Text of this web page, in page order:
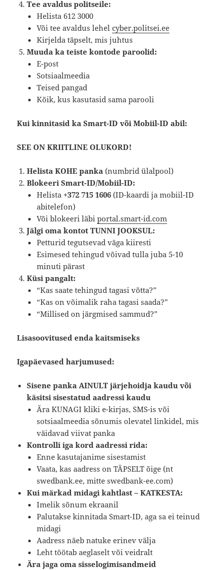
Tee avaldus politseile:
Helista 612 3000
Või tee avaldus lehelcyber.politsei.ee
Kirjelda täpselt, mis juhtus
Muuda ka teiste kontode paroolid:
E-post
Sotsiaalmeedia
Teised pangad
Kõik, kus kasutasid sama parooli
Kui kinnitasid ka Smart-ID või Mobiil-ID abil:
SEE ON KRIITLINE OLUKORD!
Helista KOHE panka (numbrid ülalpool)
Blokeeri Smart-ID/Mobiil-ID:
Helista +372 715 1606 (ID-kaardi ja mobiil-ID
abitelefon)
Või blokeeri läbiportal.smart-id.com
Jälgi oma kontot TUNNI JOOKSUL:
Petturid tegutsevad väga kiiresti
Esimesed tehingud võivad tulla juba 5-10
minuti pärast
Küsi pangalt:
“Kas saate tehingud tagasi võtta?”
“Kas on võimalik raha tagasi saada?”
“Millised on järgmised sammud?”
Lisasoovitused enda kaitsmiseks
Igapäevased harjumused:
Sisene panka AINULT järjehoidja kaudu või
käsitsi sisestatud aadressi kaudu
Ära KUNAGI kliki e-kirjas, SMS-is või
sotsiaalmeedia sõnumis olevatel linkidel, mis
väidavad viivat panka
Kontrolli iga kord aadressi rida:
Enne kasutajanime sisestamist
Vaata, kas aadress on TÄPSELT õige (nt
swedbank.ee, mitte swedbank-ee.com)
Kui märkad midagi kahtlast – KATKESTA:
Imelik sõnum ekraanil
Palutakse kinnitada Smart-ID, aga sa ei teinud
midagi
Aadress näeb natuke erinev välja
Leht töötab aeglaselt või veidralt
Ära jaga oma sisselogimisandmeid